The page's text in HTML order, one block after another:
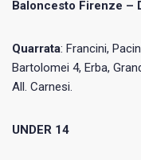
Baloncesto Firenze –
Quarrata: Francini,
Bartolomei 4, Erba,
All. Carnesi.
UNDER 14